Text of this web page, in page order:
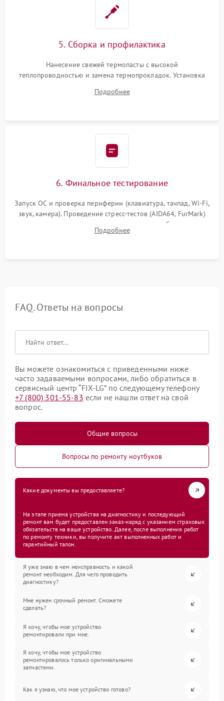
5. Сборка и профилактика
Нанесение свежей термопасты с высокой
теплопроводностью и замена термопрокладок. Установка
шлейфов, модулей памяти и накопителей. Предварительная
Подробнее
6. Финальное тестирование
Запуск ОС и проверка периферии (клавиатура, тачпад, Wi-Fi,
звук, камера). Проведение стресс-тестов (AIDA64, FurMark)
для контроля температурного режима и стабильности
системы под пиковой нагрузкой.
Подробнее
FAQ. Ответы на вопросы
Вы можете ознакомиться с приведенными ниже
часто задаваемыми вопросами, либо обратиться в
сервисный центр “FIX-LG” по следующему телефону
+7 (800) 301-55-83 если не нашли ответ на свой
вопрос.
Общие вопросы
Вопросы по ремонту ноутбуков
Какие документы вы предоставляете?
На этапе приема устройства на диагностику и последующий
ремонт вам будет предоставлен заказ-наряд с указанием страховых
обязательств на ваше устройство. Далее, после выполнения работ
по ремонту техники, вы получите акт выполненных работ и
гарантийный талон.
Я уже знаю в чем неисправность и какой
ремонт необходим. Для чего проводить
диагностику?
Мне нужен срочный ремонт. Сможете
сделать?
Я хочу, чтобы мое устройство
ремонтировали при мне.
Я хочу, чтобы мое устройство
ремонтировалось только оригинальными
запчастями.
Как я узнаю, что мое устройство готово?